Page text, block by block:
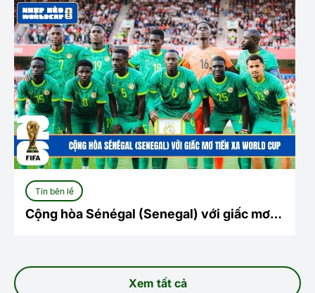
Xem tất cả
Tin bên lề
Cộng hòa Sénégal (Senegal) với giấc mơ